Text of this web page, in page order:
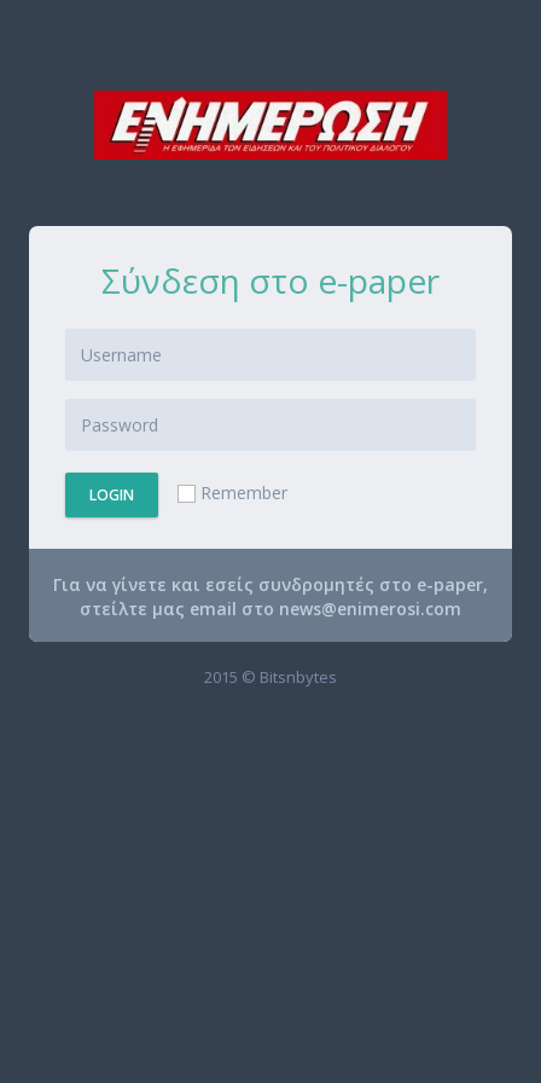
Σύνδεση στο e-paper
LOGIN Remember
Για να γίνετε και εσείς συνδρομητές στο e-paper,
στείλτε μας email στο news@enimerosi.com
2015 © Bitsnbytes